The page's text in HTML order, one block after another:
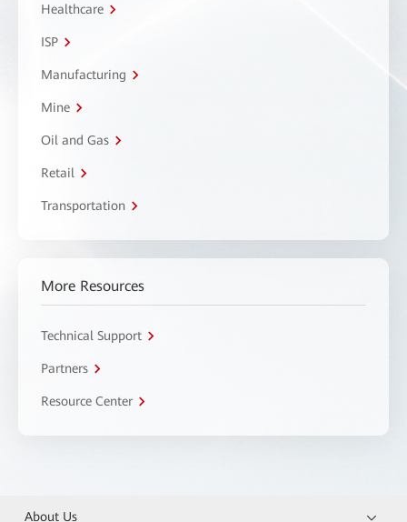
Healthcare
ISP
Manufacturing
Mine
Oil and Gas
Retail
Transportation
More Resources
Technical Support
Partners
Resource Center
About Us